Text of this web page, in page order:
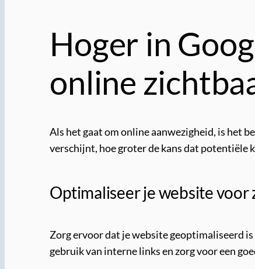
Hoger in
online
Als het gaat om online aanwezigheid, is het
verschijnt, hoe groter de kans dat potentiële
Optimaliseer je website voor
Zorg ervoor dat je website geoptimaliseerd
gebruik van interne links en zorg voor een